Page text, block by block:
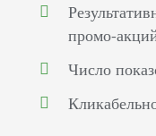
промо-
Число